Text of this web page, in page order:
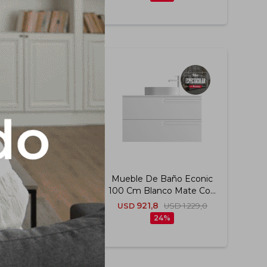
De Baño Econic
Azul Vapor Con
Encimera
USD 1.099,0
24
Mueble De Baño Econic
100 Cm Blanco Mate Con
Encimera
USD 921,8 USD 1.229,0
24